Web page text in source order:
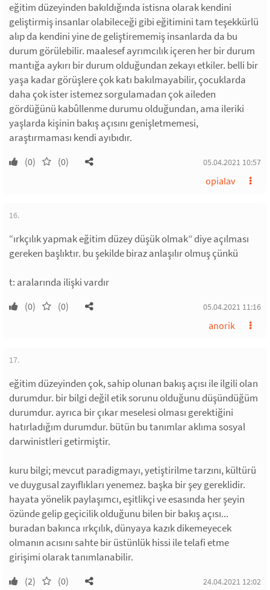
eğitim düzeyinden bakıldığında istisna olarak kendini
geliştirmiş insanlar olabileceği gibi eğitimini tam teşekkürlü
alıp da kendini yine de geliştirememiş insanlarda da bu
durum görülebilir. maalesef ayrımcılık içeren her bir durum
mantığa aykırı bir durum olduğundan zekayı etkiler. belli bir
yaşa kadar görüşlere çok katı bakılmayabilir, çocuklarda
daha çok ister istemez sorgulamadan çok aileden
gördüğünü kabûllenme durumu olduğundan, ama ileriki
yaşlarda kişinin bakış açısını genişletmemesi,
araştırmaması kendi ayıbıdır.
(0) (0) 05.04.2021 10:57
opialav
16.
“ırkçılık yapmak eğitim düzey düşük olmak” diye açılması
gereken başlıktır. bu şekilde biraz anlaşılır olmuş çünkü
t: aralarında ilişki vardır
(0) (0) 05.04.2021 11:16
anorik
17.
eğitim düzeyinden çok, sahip olunan bakış açısı ile ilgili olan
durumdur. bir bilgi değil etik sorunu olduğunu düşündüğüm
durumdur. ayrıca bir çıkar meselesi olması gerektiğini
hatırladığım durumdur. bütün bu tanımlar aklıma sosyal
darwinistleri getirmiştir.
kuru bilgi; mevcut paradigmayı, yetiştirilme tarzını, kültürü
ve duygusal zayıflıkları yenemez. başka bir şey gereklidir.
hayata yönelik paylaşımcı, eşitlikçi ve esasında her şeyin
özünde gelip geçicilik olduğunu bilen bir bakış açısı...
buradan bakınca ırkçılık, dünyaya kazık dikemeyecek
olmanın acısını sahte bir üstünlük hissi ile telafi etme
girişimi olarak tanımlanabilir.
(2) (0) 24.04.2021 12:02